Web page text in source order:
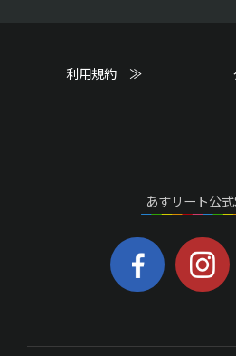
利用規約 ≫
あすリート公